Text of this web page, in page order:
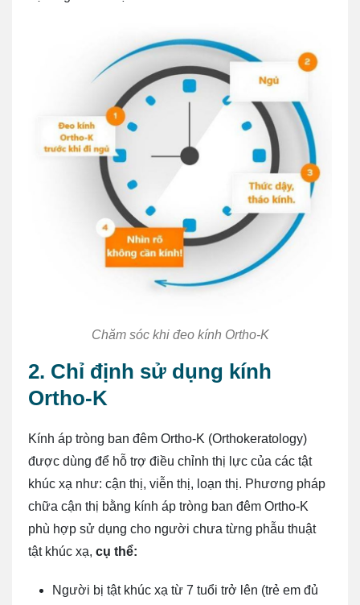
Chăm sóc khi đeo kính Ortho-K
2. Chỉ định sử dụng kính
Ortho-K
Kính áp tròng ban đêm Ortho-K (Orthokeratology)
được dùng để hỗ trợ điều chỉnh thị lực của các tật
khúc xạ như: cận thị, viễn thị, loạn thị. Phương pháp
chữa cận thị bằng kính áp tròng ban đêm Ortho-K
phù hợp sử dụng cho người chưa từng phẫu thuật
tật khúc xạ, cụ thể:
Người bị tật khúc xạ từ 7 tuổi trở lên (trẻ em đủ